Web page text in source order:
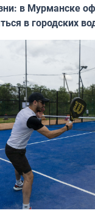
в Мурманске
в городских